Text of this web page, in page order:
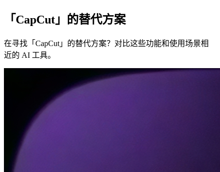
「CapCut」的替代方案
在寻找「CapCut」的替代方案？对比这些功能和使用场景相
近的 AI 工具。